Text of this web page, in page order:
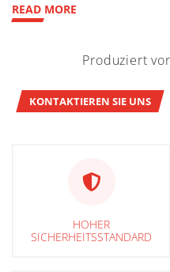
Lagengewichte von bis zu
Damit eignet sich die
Produktions- und
READ MORE
Produziert
KONTAKTIEREN SIE UNS
HOHER
SICHERHEITSSTANDARD